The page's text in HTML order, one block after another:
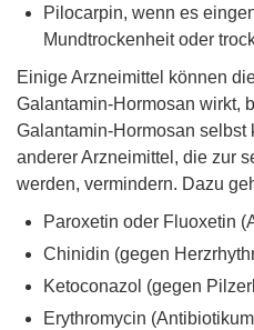
Pilocarpin, wenn es
Mundtrockenheit oder
Einige Arzneimittel können
Galantamin-Hormosan wirkt,
Galantamin-Hormosan
anderer Arzneimittel, die zur
werden, vermindern. Dazu
Paroxetin oder Fluoxetin
Chinidin (gegen
Ketoconazol (gegen
Erythromycin